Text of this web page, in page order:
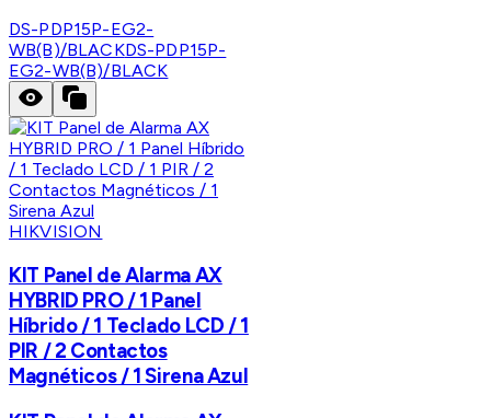
DS-PDP15P-EG2-
WB(B)/BLACKDS-PDP15P-
EG2-WB(B)/BLACK
HIKVISION
KIT Panel de Alarma AX
HYBRID PRO / 1 Panel
Híbrido / 1 Teclado LCD / 1
PIR / 2 Contactos
Magnéticos / 1 Sirena Azul